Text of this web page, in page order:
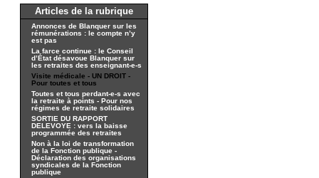
Articles de la rubrique
Annonces de Blanquer sur les
rémunérations : le compte n’y
est pas
La farce continue : le Conseil
d’État désavoue Blanquer sur
les retraites des enseignant-e-s
Visite médicale - UN DROIT -
Pour toutes et tous
Toutes et tous perdant-e-s avec
la retraite à points - Pour nos
régimes de retraite solidaires
SORTIE DU RAPPORT
DELEVOYE : vers la baisse
programmée des retraites
Non à la loi de transformation
de la Fonction publique -
Déclaration des organisations
syndicales de la Fonction
publique